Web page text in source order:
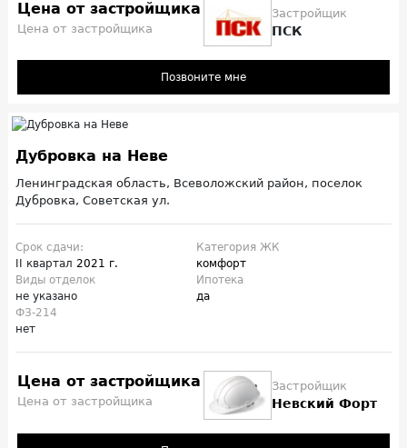
Цена от застройщика
Цена от застройщика
Застройщик
ПСК
Позвоните мне
Дубровка на Неве
Ленинградская область, Всеволожский район, поселок
Дубровка, Советская ул.
Срок сдачи:
II квартал 2021 г.
Категория ЖК
комфорт
Виды отделок
не указано
Ипотека
да
ФЗ-214
нет
Цена от застройщика
Цена от застройщика
Застройщик
Невский Форт